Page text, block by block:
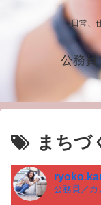
日常、
公務員
まちづ
公務員／カ